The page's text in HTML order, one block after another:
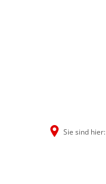
Sie sind hier: